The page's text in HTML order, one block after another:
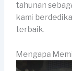
tahunan
kami
terbaik.
Mengapa